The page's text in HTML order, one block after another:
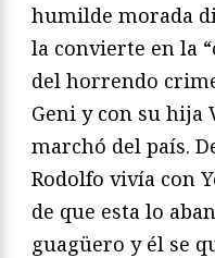
humilde morada
la convierte en la
del horrendo
Geni y con su hija
marchó del país.
Rodolfo vivía con
de que esta lo
guagüero y él se